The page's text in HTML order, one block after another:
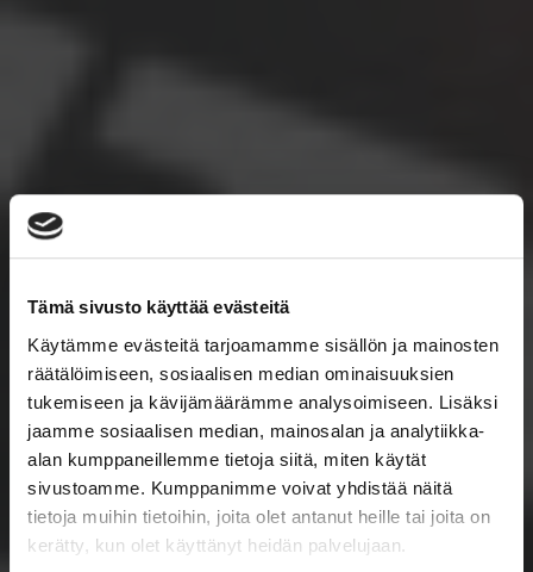
Tämä sivusto käyttää evästeitä
Käytämme evästeitä tarjoamamme sisällön ja mainosten
räätälöimiseen, sosiaalisen median ominaisuuksien
tukemiseen ja kävijämäärämme analysoimiseen. Lisäksi
jaamme sosiaalisen median, mainosalan ja analytiikka-
alan kumppaneillemme tietoja siitä, miten käytät
sivustoamme. Kumppanimme voivat yhdistää näitä
tietoja muihin tietoihin, joita olet antanut heille tai joita on
kerätty, kun olet käyttänyt heidän palvelujaan.